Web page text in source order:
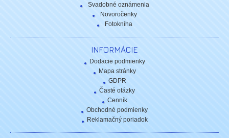
Svadobné oznámenia
Novoročenky
Fotokniha
INFORMÁCIE
Dodacie podmienky
Mapa stránky
GDPR
Časté otázky
Cenník
Obchodné podmienky
Reklamačný poriadok